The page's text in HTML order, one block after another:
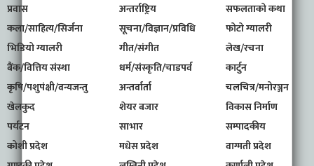
प्रवास
अन्तर्राष्ट्रिय
सफलताको कथा
कला/साहित्य/सिर्जना
सूचना/विज्ञान/प्रविधि
फोटो ग्यालरी
भिडियो ग्यालरी
गीत/संगीत
लेख/रचना
बैंक/वित्तिय संस्था
धर्म/संस्कृति/चाडपर्व
कार्टुन
कृषि/पशुपंक्षी/वन्यजन्तु
अन्तर्वार्ता
चलचित्र/मनोरञ्जन
खेलकुद
शेयर बजार
विकास निर्माण
पर्यटन
साभार
सम्पादकीय
कोशी प्रदेश
मधेस प्रदेश
वाग्मती प्रदेश